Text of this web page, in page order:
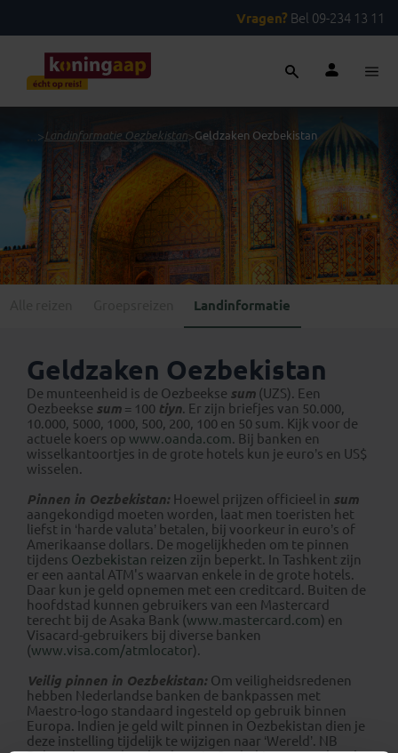
Vragen? Bel 09-234 13 11
> Landinformatie Oezbekistan>Geldzaken Oezbekistan
Landinformatie
Geldzaken Oezbekistan
De munteenheid is de Oezbeekse sum (UZS). Een
Oezbeekse sum = 100 tiyn. Er zijn briefjes van 50.000,
10.000, 5000, 1000, 500, 200, 100 en 50 sum. Kijk voor de
actuele koers op www.oanda.com. Bij banken en
wisselkantoortjes in de grote hotels kun je euro’s en US$
wisselen.
Pinnen in Oezbekistan: Hoewel prijzen officieel in sum
aangekondigd moeten worden, laat men toeristen het
liefst in ‘harde valuta’ betalen, bij voorkeur in euro’s of
Amerikaanse dollars. De mogelijkheden om te pinnen
tijdens Oezbekistan reizen zijn beperkt. In Tashkent zijn
er een aantal ATM's waarvan enkele in de grote hotels.
Daar kun je geld opnemen met een creditcard. Buiten de
hoofdstad kunnen gebruikers van een Mastercard
terecht bij de Asaka Bank (www.mastercard.com) en
Visacard-gebruikers bij diverse banken
(www.visa.com/atmlocator).
Veilig pinnen in Oezbekistan: Om veiligheidsredenen
hebben Nederlandse banken de bankpassen met
Maestro-logo standaard ingesteld op gebruik binnen
Europa. Indien je geld wilt pinnen in Oezbekistan dien je
deze instelling tijdelijk te wijzigen naar ‘Wereld’. NB